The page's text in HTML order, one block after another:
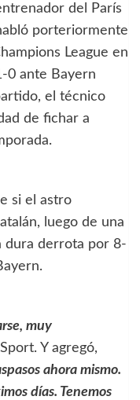
del París
porteriormente
League en
0 ante Bayern
el técnico
de fichar a
si el astro
luego de una
dura derrota por 8-
muy
Y agregó,
ahora mismo.
días. Tenemos